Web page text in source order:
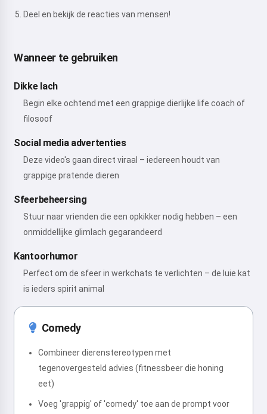
Deel en bekijk de reacties van mensen!
Wanneer te gebruiken
Dikke lach
Begin elke ochtend met een grappige dierlijke life coach of
filosoof
Social media advertenties
Deze video's gaan direct viraal – iedereen houdt van
grappige pratende dieren
Sfeerbeheersing
Stuur naar vrienden die een opkikker nodig hebben – een
onmiddellijke glimlach gegarandeerd
Kantoorhumor
Perfect om de sfeer in werkchats te verlichten – de luie kat
is ieders spirit animal
Comedy
Combineer dierenstereotypen met
tegenovergesteld advies (fitnessbeer die honing
eet)
Voeg 'grappig' of 'comedy' toe aan de prompt voor